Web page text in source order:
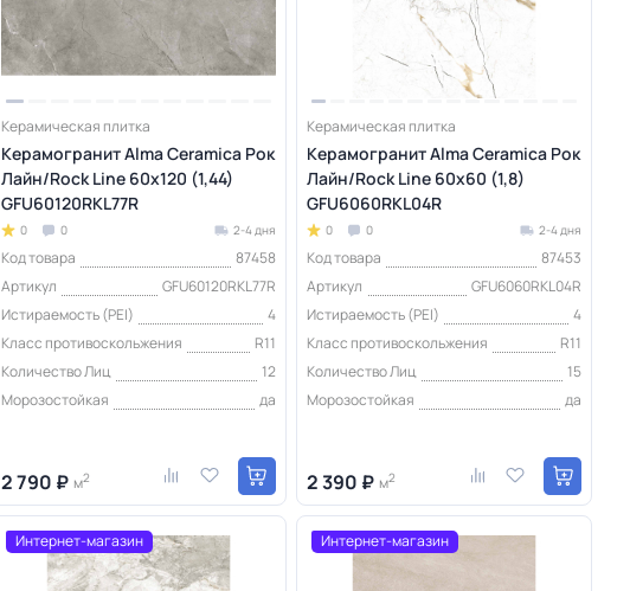
Керамическая плитка
Керамогранит Alma Ceramica Рок
Лайн/Rock Line 60х120 (1,44)
GFU60120RKL77R
0 0 2-4 дня
Код товара
87458
Артикул
GFU60120RKL77R
Истираемость (PEI)
4
Класс противоскольжения
R11
Количество Лиц
12
Морозостойкая
да
2 790 ₽ м2
Керамическая плитка
Керамогранит Alma Ceramica Рок
Лайн/Rock Line 60х60 (1,8)
GFU6060RKL04R
0 0 2-4 дня
Код товара
87453
Артикул
GFU6060RKL04R
Истираемость (PEI)
4
Класс противоскольжения
R11
Количество Лиц
15
Морозостойкая
да
2 390 ₽ м2
Интернет-магазин Интернет-магазин